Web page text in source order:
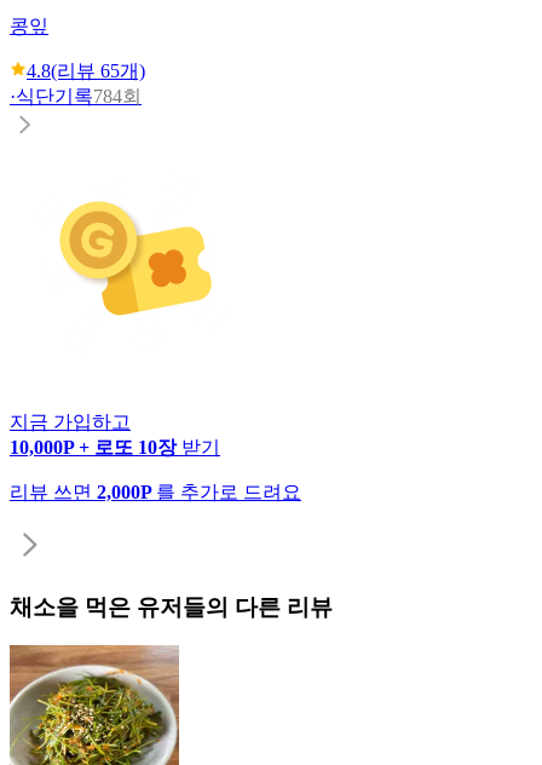
콩잎
4.8(리뷰 65개)
·식단기록784회
지금 가입하고
10,000P + 로또 10장 받기
리뷰 쓰면 2,000P 를 추가로 드려요
채소을 먹은 유저들의 다른 리뷰